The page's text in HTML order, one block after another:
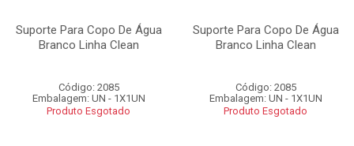
Suporte Para Copo De Água
Branco Linha Clean
Código: 2085
Embalagem: UN - 1X1UN
Produto Esgotado
Suporte Para Copo De Água
Branco Linha Clean
Código: 2085
Embalagem: UN - 1X1UN
Produto Esgotado